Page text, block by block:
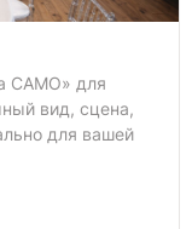
САМО» для
вид, сцена,
для вашей